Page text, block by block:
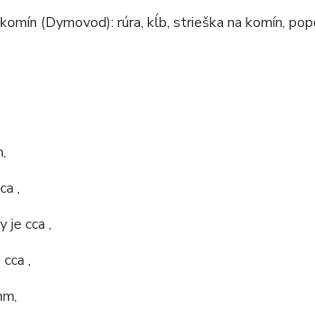
(Dymovod): rúra, kĺb, strieška na komín,
,
je cca ,
,